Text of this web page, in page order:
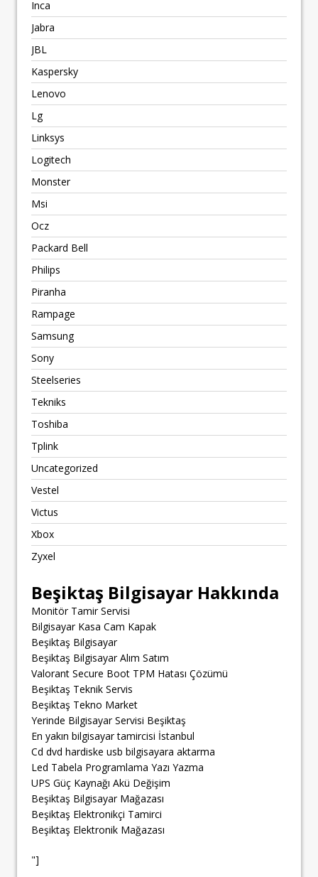
Inca
Jabra
JBL
Kaspersky
Lenovo
Lg
Linksys
Logitech
Monster
Msi
Ocz
Packard Bell
Philips
Piranha
Rampage
Samsung
Sony
Steelseries
Tekniks
Toshiba
Tplink
Uncategorized
Vestel
Victus
Xbox
Zyxel
Beşiktaş Bilgisayar Hakkında
Monitör Tamir Servisi
Bilgisayar Kasa Cam Kapak
Beşiktaş Bilgisayar
Beşiktaş Bilgisayar Alım Satım
Valorant Secure Boot TPM Hatası Çözümü
Beşiktaş Teknik Servis
Beşiktaş Tekno Market
Yerinde Bilgisayar Servisi Beşiktaş
En yakın bilgisayar tamircisi İstanbul
Cd dvd hardiske usb bilgisayara aktarma
Led Tabela Programlama Yazı Yazma
UPS Güç Kaynağı Akü Değişim
Beşiktaş Bilgisayar Mağazası
Beşiktaş Elektronikçi Tamirci
Beşiktaş Elektronik Mağazası
"]